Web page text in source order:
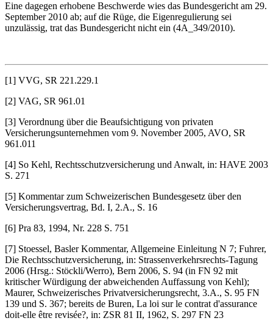
Eine dagegen erhobene Beschwerde wies das Bundesgericht am 29.
September 2010 ab; auf die Rüge, die Eigenregulierung sei
unzulässig, trat das Bundesgericht nicht ein (4A_349/2010).
[1] VVG, SR 221.229.1
[2] VAG, SR 961.01
[3] Verordnung über die Beaufsichtigung von privaten
Versicherungsunternehmen vom 9. November 2005, AVO, SR
961.011
[4] So Kehl, Rechtsschutzversicherung und Anwalt, in: HAVE 2003
S. 271
[5] Kommentar zum Schweizerischen Bundesgesetz über den
Versicherungsvertrag, Bd. I, 2.A., S. 16
[6] Pra 83, 1994, Nr. 228 S. 751
[7] Stoessel, Basler Kommentar, Allgemeine Einleitung N 7; Fuhrer,
Die Rechtsschutzversicherung, in: Strassenverkehrsrechts-Tagung
2006 (Hrsg.: Stöckli/Werro), Bern 2006, S. 94 (in FN 92 mit
kritischer Würdigung der abweichenden Auffassung von Kehl);
Maurer, Schweizerisches Privatversicherungsrecht, 3.A., S. 95 FN
139 und S. 367; bereits de Buren, La loi sur le contrat d'assurance
doit-elle être revisée?, in: ZSR 81 II, 1962, S. 297 FN 23